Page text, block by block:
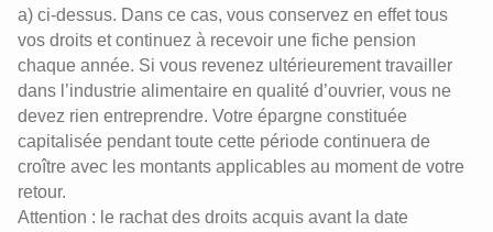
a) ci-dessus. Dans ce cas, vous conservez en effet tous
vos droits et continuez à recevoir une fiche pension
chaque année. Si vous revenez ultérieurement travailler
dans l’industrie alimentaire en qualité d’ouvrier, vous ne
devez rien entreprendre. Votre épargne constituée
capitalisée pendant toute cette période continuera de
croître avec les montants applicables au moment de votre
retour.
Attention : le rachat des droits acquis avant la date